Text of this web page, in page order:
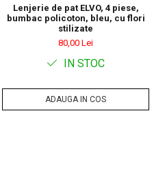
Lenjerie de pat ELVO, 4 piese,
bumbac policoton, bleu, cu flori
stilizate
80,00 Lei
IN STOC
ADAUGA IN COS